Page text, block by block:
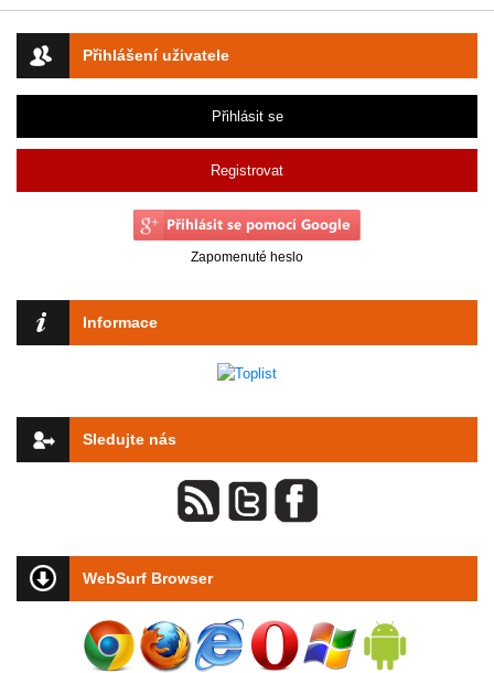
Přihlášení uživatele
Přihlásit se
Registrovat
Zapomenuté heslo
Informace
Sledujte nás
WebSurf Browser